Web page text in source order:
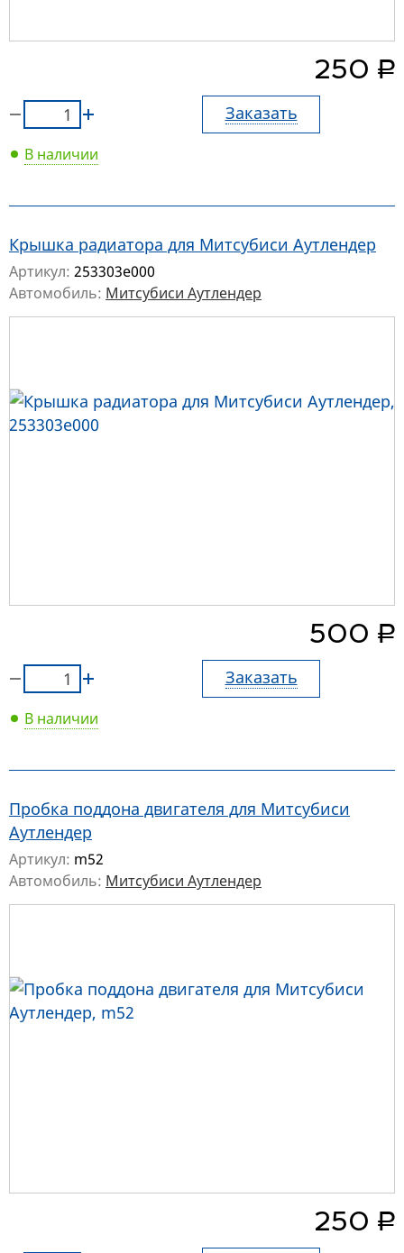
250 руб.
Заказать
В наличии
Крышка радиатора для Митсубиси Аутлендер
Артикул: 253303e000
Автомобиль: Митсубиси Аутлендер
500 руб.
Заказать
В наличии
Пробка поддона двигателя для Митсубиси
Аутлендер
Артикул: m52
Автомобиль: Митсубиси Аутлендер
250 руб.